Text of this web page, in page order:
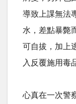
導致上課無法
水，差點暴斃
可自拔，加上
入反覆施用毒
心真在一次警